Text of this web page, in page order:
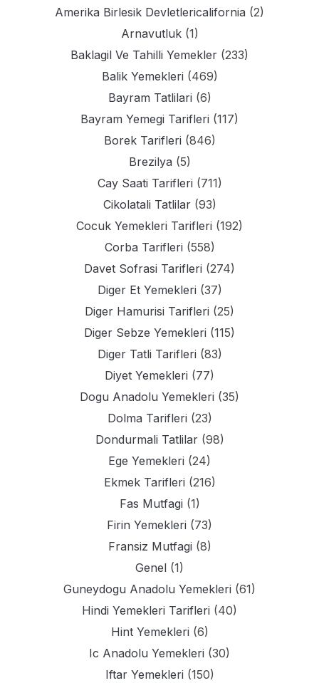
Amerika Birlesik Devletlericalifornia (2)
Arnavutluk(1)
Baklagil Ve Tahilli Yemekler (233)
Balik Yemekleri (469)
Bayram Tatlilari (6)
Bayram Yemegi Tarifleri (117)
Borek Tarifleri (846)
Brezilya (5)
Cay Saati Tarifleri (711)
Cikolatali Tatlilar(93)
Cocuk Yemekleri Tarifleri (192)
Corba Tarifleri (558)
Davet Sofrasi Tarifleri (274)
Diger Et Yemekleri (37)
Diger Hamurisi Tarifleri (25)
Diger Sebze Yemekleri (115)
Diger Tatli Tarifleri (83)
Diyet Yemekleri (77)
Dogu Anadolu Yemekleri (35)
Dolma Tarifleri (23)
Dondurmali Tatlilar(98)
Ege Yemekleri (24)
Ekmek Tarifleri (216)
Fas Mutfagi (1)
Firin Yemekleri (73)
Fransiz Mutfagi (8)
Genel (1)
Guneydogu Anadolu Yemekleri (61)
Hindi Yemekleri Tarifleri (40)
Hint Yemekleri (6)
Ic Anadolu Yemekleri (30)
Iftar Yemekleri (150)